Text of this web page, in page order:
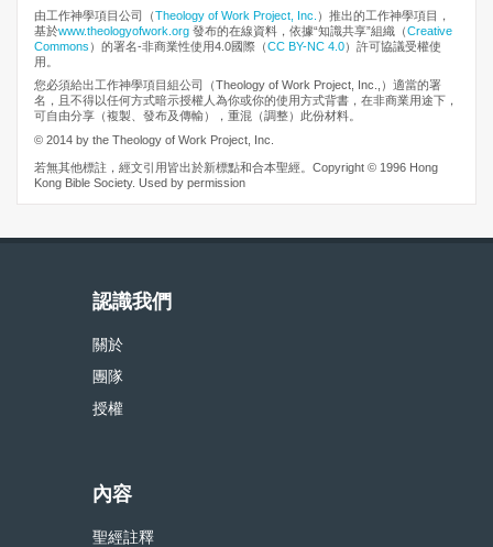
由工作神學項目公司（Theology of Work Project, Inc. ）推出的工作神學項目，
基於www.theologyofwork.org 發布的在線資料，依據“知識共享”組織（Creative
Commons ）的署名-非商業性使用4.0國際（CC BY-NC 4.0）許可協議受權使
用。
您必須給出工作神學項目組公司（Theology of Work Project, Inc.,）適當的署
名，且不得以任何方式暗示授權人為你或你的使用方式背書，在非商業用途下，
可自由分享（複製、發布及傳輸），重混（調整）此份材料。
© 2014 by the Theology of Work Project, Inc.
若無其他標註，經文引用皆出於新標點和合本聖經。Copyright © 1996 Hong
Kong Bible Society. Used by permission
認識我們
關於
團隊
授權
內容
聖經註釋